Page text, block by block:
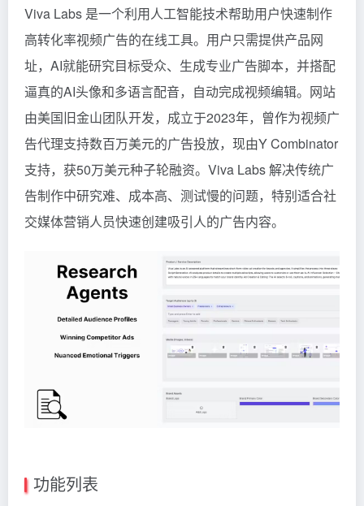
Viva Labs 是一个利用人工智能技术帮助用户快速制作
高转化率视频广告的在线工具。用户只需提供产品网
址，AI就能研究目标受众、生成专业广告脚本，并搭配
逼真的AI头像和多语言配音，自动完成视频编辑。网站
由美国旧金山团队开发，成立于2023年，曾作为视频广
告代理支持数百万美元的广告投放，现由Y Combinator
支持，获50万美元种子轮融资。Viva Labs 解决传统广
告制作中研究难、成本高、测试慢的问题，特别适合社
交媒体营销人员快速创建吸引人的广告内容。
功能列表